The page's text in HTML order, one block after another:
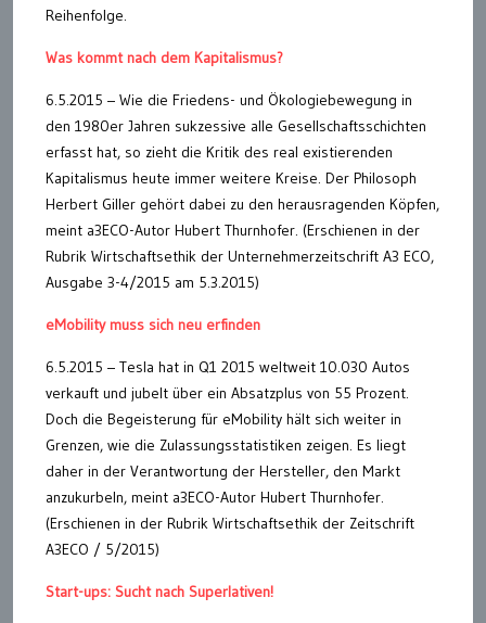
Reihenfolge.
Was kommt nach dem Kapitalismus?
6.5.2015 – Wie die Friedens- und Ökologiebewegung in
den 1980er Jahren sukzessive alle Gesellschaftsschichten
erfasst hat, so zieht die Kritik des real existierenden
Kapitalismus heute immer weitere Kreise. Der Philosoph
Herbert Giller gehört dabei zu den herausragenden Köpfen,
meint a3ECO-Autor Hubert Thurnhofer. (Erschienen in der
Rubrik Wirtschaftsethik der Unternehmerzeitschrift A3 ECO,
Ausgabe 3-4/2015 am 5.3.2015)
eMobility muss sich neu erfinden
6.5.2015 – Tesla hat in Q1 2015 weltweit 10.030 Autos
verkauft und jubelt über ein Absatzplus von 55 Prozent.
Doch die Begeisterung für eMobility hält sich weiter in
Grenzen, wie die Zulassungsstatistiken zeigen. Es liegt
daher in der Verantwortung der Hersteller, den Markt
anzukurbeln, meint a3ECO-Autor Hubert Thurnhofer.
(Erschienen in der Rubrik Wirtschaftsethik der Zeitschrift
A3ECO / 5/2015)
Start-ups: Sucht nach Superlativen!